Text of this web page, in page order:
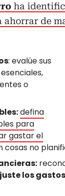
ha
ahorrar de
: evalúe sus
o
defina
para
gastar el
cosas no
los